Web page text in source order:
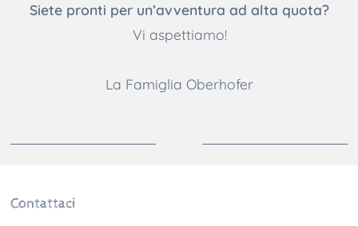
Siete pronti per un’avventura ad alta quota?
Vi aspettiamo!
La Famiglia Oberhofer
Contattaci